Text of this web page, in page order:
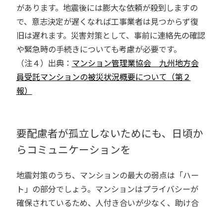
があります。地震後には膨大な依頼が殺到しますの
で、意志決定が遅くなれば工事業者は見つからず復
旧は遅れます。災害対策として、事前に連絡先の確認
や緊急時の手続きについても考慮が必要です。
（注４）出典： マンション管理業協会 九州地方会
員受託マンションの被災状況概要について（第２
報）
要配慮者が孤立しないためにも、日頃か
らコミュニケーションを
地震対策のうち、マンションの最大の弱点は「ハー
ト」の部分でしょう。マンションはプライバシーが
確保されているため、人付き合いが少なく、助け合